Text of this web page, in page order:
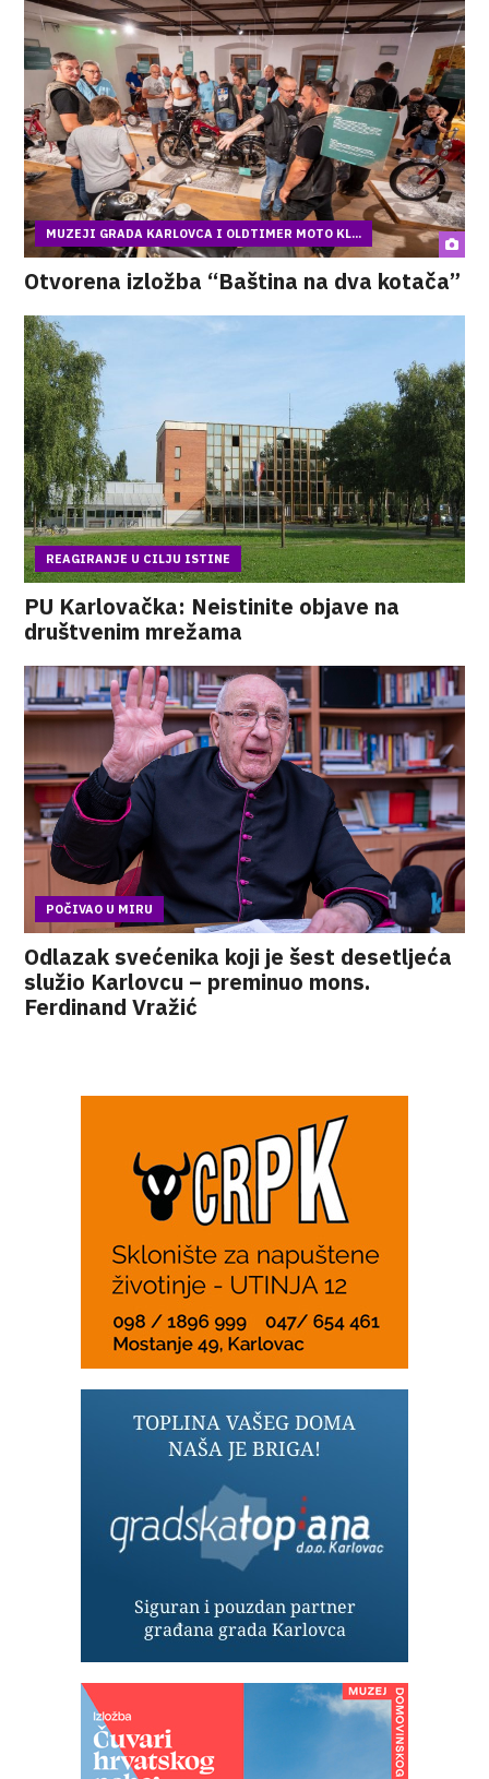
MUZEJI GRADA KARLOVCA I OLDTIMER MOTO KL...
Otvorena izložba “Baština na dva kotača”
REAGIRANJE U CILJU ISTINE
PU Karlovačka: Neistinite objave na
društvenim mrežama
POČIVAO U MIRU
Odlazak svećenika koji je šest desetljeća
služio Karlovcu – preminuo mons.
Ferdinand Vražić